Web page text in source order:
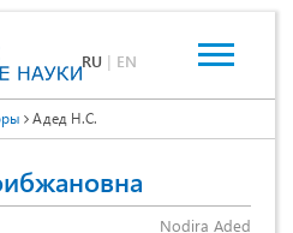
RU | EN
Адед Н.С.
Nodira Aded